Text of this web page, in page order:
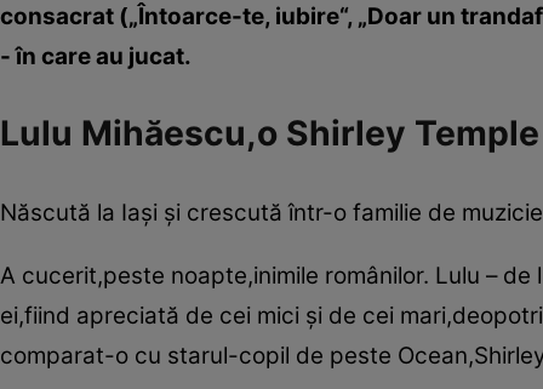
consacrat („Întoarce-te, iubire“, „Doar un
- în care au jucat.
Lulu Mihăescu,o Shirley
Născută la Iaşi şi crescută într-o familie de
A cucerit,peste noapte,inimile românilor. Lulu –
ei,fiind apreciată de cei mici şi de cei
comparat-o cu starul-copil de peste